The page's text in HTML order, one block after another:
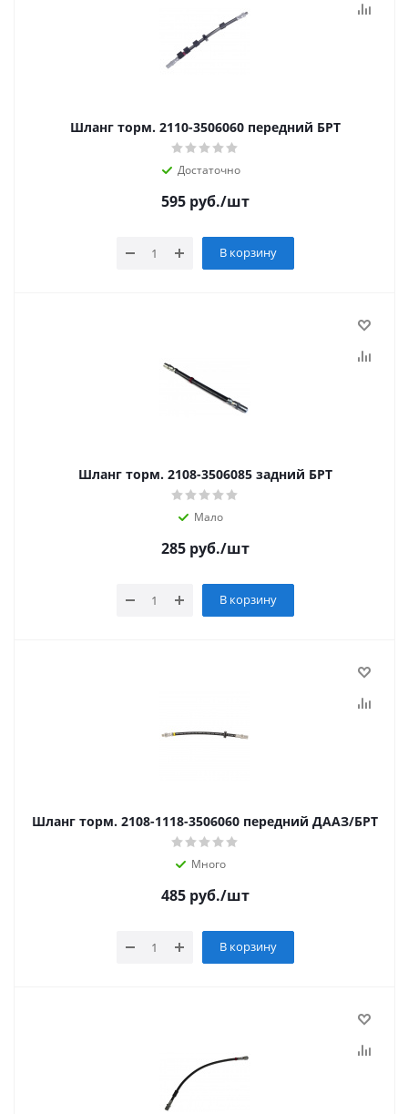
Шланг торм. 2110-3506060 передний БРТ
Достаточно
595руб./шт
В корзину
Шланг торм. 2108-3506085 задний БРТ
Мало
285руб./шт
В корзину
Шланг торм. 2108-1118-3506060 передний ДААЗ/БРТ
Много
485руб./шт
В корзину